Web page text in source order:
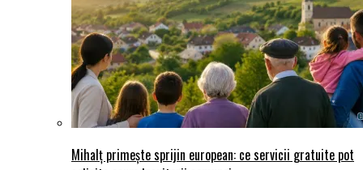
Mihalț primește sprijin european: ce servicii gratuite pot